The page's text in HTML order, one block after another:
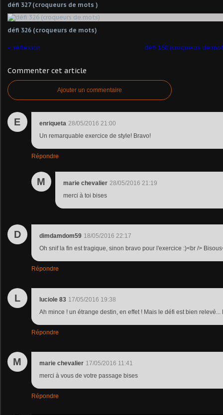
défi 327 (croqueurs de mots )
défi 326 (croqueurs de mots)
réflexion défi 168 (croqueurs de
Commenter cet article
Ajouter un commentaire
E enriqueta 28/05/2016 21:00
Un remarquable exercice de style! Bravo!
Répondre
M marie chevalier 28/05/2016 21:19
merci à toi bises
D dimdamdom59 18/05/2016 22:17
Oh snif la fin est tragique, sinon bravo pour l'exercice :)<br />
Répondre
L luciole 83 17/05/2016 19:38
Ah mince ! un étrange destin, en effet ! Mais le défi est bien
Répondre
M marie chevalier 17/05/2016 11:41
merci à vous de votre passage bises
Répondre